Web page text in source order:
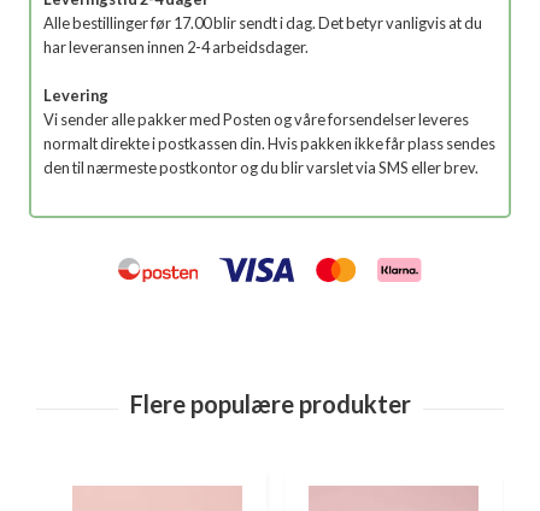
Alle bestillinger før 17.00 blir sendt i dag. Det betyr vanligvis at du
har leveransen innen 2-4 arbeidsdager.
Levering
Vi sender alle pakker med Posten og våre forsendelser leveres
normalt direkte i postkassen din. Hvis pakken ikke får plass sendes
den til nærmeste postkontor og du blir varslet via SMS eller brev.